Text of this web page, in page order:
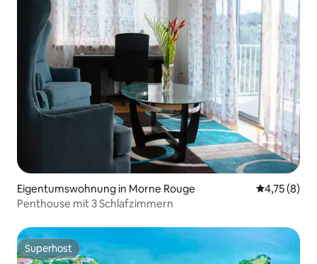
Eigentumswohnung in Morne Rouge
4,75 (8)
Penthouse mit 3 Schlafzimmern
Superhost
Superhost